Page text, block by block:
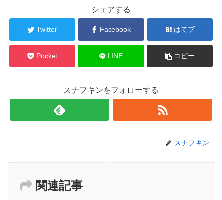
シェアする
Twitter Facebook はてブ
Pocket LINE コピー
スナフキンをフォローする
スナフキン
関連記事